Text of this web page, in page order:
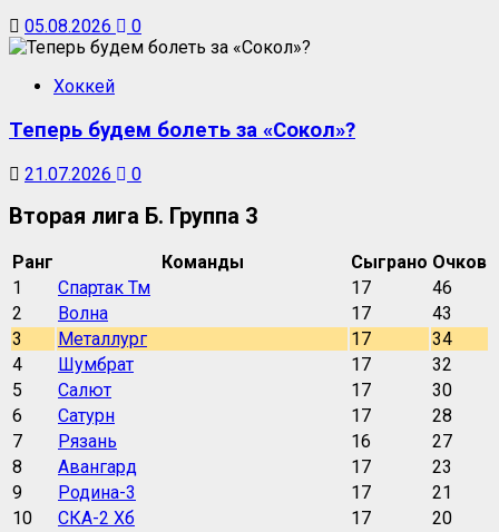
05.08.2026 0
Хоккей
Теперь будем болеть за «Сокол»?
21.07.2026 0
Вторая лига Б. Группа 3
Ранг Команды Сыграно Очков
1
Спартак Тм 17
46
2
Волна 17
43
3
Металлург 17
34
4
Шумбрат 17
32
5
Салют 17
30
6
Сатурн 17
28
7
Рязань 16
27
8
Авангард 17
23
9
Родина-3 17
21
10
СКА-2 Хб 17
20